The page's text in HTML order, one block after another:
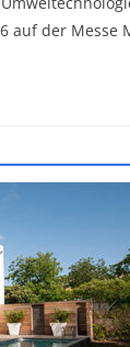
auf der Messe